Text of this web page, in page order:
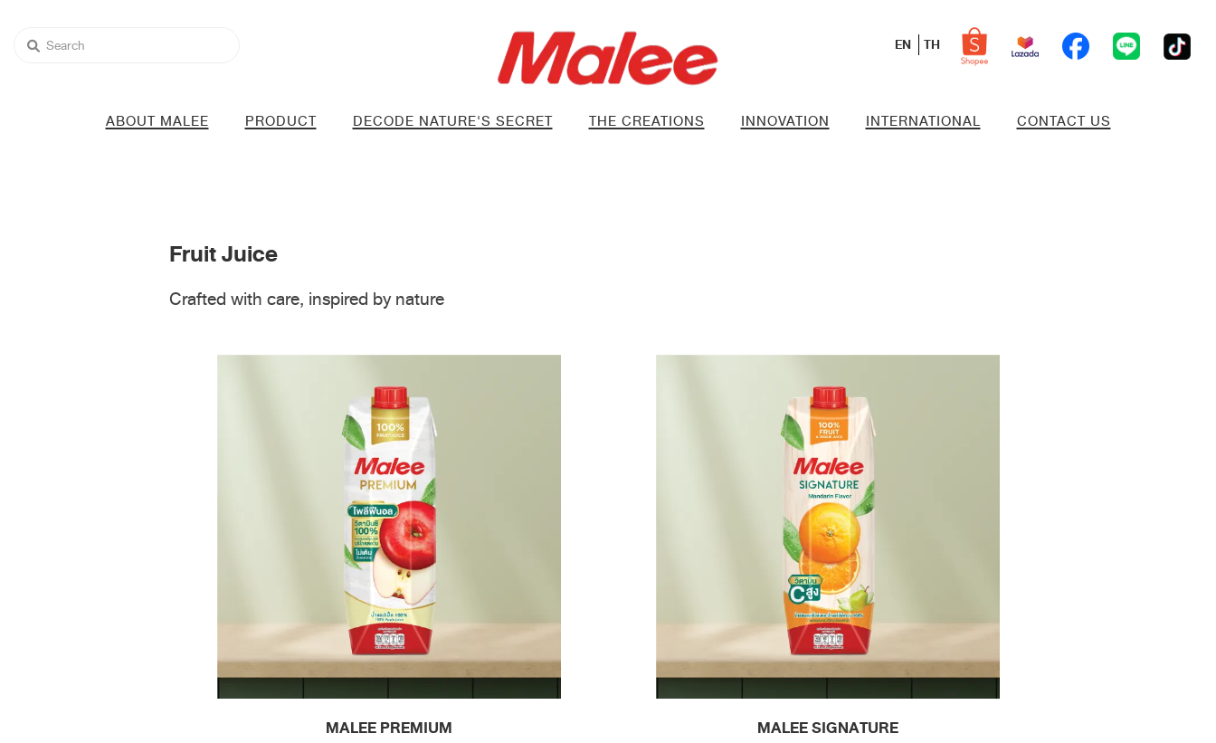
EN TH
ABOUT MALEE PRODUCT DECODE NATURE'S SECRET THE CREATIONS INNOVATION INTERNATIONAL CONTACT US
Fruit Juice
Crafted with care, inspired by nature
MALEE PREMIUM MALEE SIGNATURE